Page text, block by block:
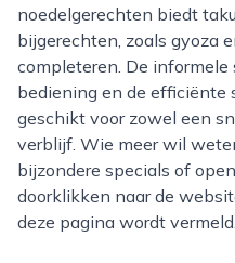
noedelgerechten biedt
bijgerechten, zoals gyoza
completeren. De informele
bediening en de efficiënte
geschikt voor zowel een
verblijf. Wie meer wil
bijzondere specials of
doorklikken naar de
deze pagina wordt vermeld.